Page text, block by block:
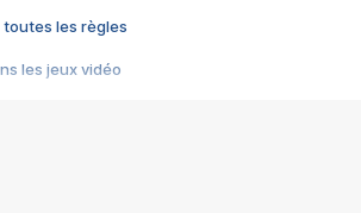
toutes les règles
les jeux vidéo